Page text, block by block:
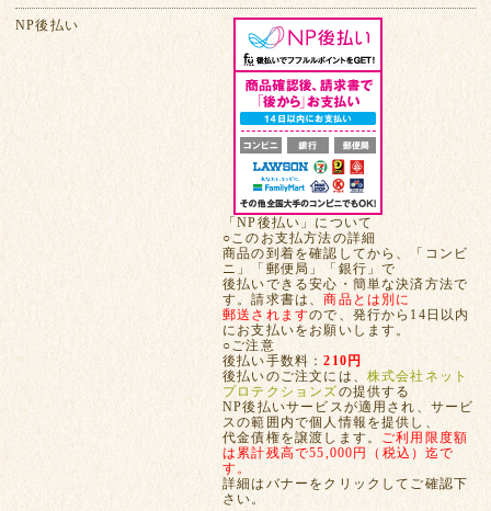
NP後払い
「NP後払い」について
○このお支払方法の詳細
商品の到着を確認してから、「コンビ
ニ」「郵便局」「銀行」で
後払いできる安心・簡単な決済方法で
す。請求書は、商品とは別に
郵送されますので、発行から14日以内
にお支払いをお願いします。
○ご注意
後払い手数料：210円
後払いのご注文には、 株式会社ネット
プロテクションズの提供する
NP後払いサービスが適用され、サービ
スの範囲内で個人情報を提供し、
代金債権を譲渡します。 ご利用限度額
は累計残高で55,000円（税込）迄で
す。
詳細はバナーをクリックしてご確認下
さい。